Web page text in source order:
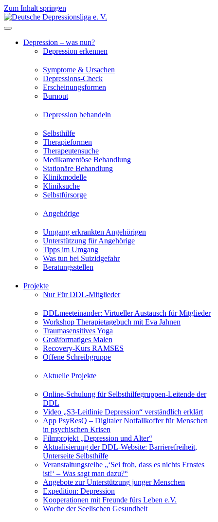
Zum Inhalt springen
Depression – was nun?
Depression erkennen
Symptome & Ursachen
Depressions-Check
Erscheinungsformen
Burnout
Depression behandeln
Selbsthilfe
Therapieformen
Therapeutensuche
Medikamentöse Behandlung
Stationäre Behandlung
Klinikmodelle
Kliniksuche
Selbstfürsorge
Angehörige
Umgang erkrankten Angehörigen
Unterstützung für Angehörige
Tipps im Umgang
Was tun bei Suizidgefahr
Beratungsstellen
Projekte
Nur Für DDL-Mitglieder
DDLmeeteinander: Virtueller Austausch für Mitglieder
Workshop Therapietagebuch mit Eva Jahnen
Traumasensitives Yoga
Großformatiges Malen
Recovery-Kurs RAMSES
Offene Schreibgruppe
Aktuelle Projekte
Online-Schulung für Selbsthilfegruppen-Leitende der
DDL
Video „S3-Leitlinie Depression“ verständlich erklärt
App PsyResQ – Digitaler Notfallkoffer für Menschen
in psychischen Krisen
Filmprojekt „Depression und Alter“
Aktualisierung der DDL-Website: Barrierefreiheit,
Unterseite Selbsthilfe
Veranstaltungsreihe „‘Sei froh, dass es nichts Ernstes
ist!‘ – Was sagt man dazu?“
Angebote zur Unterstützung junger Menschen
Expedition: Depression
Kooperationen mit Freunde fürs Leben e.V.
Woche der Seelischen Gesundheit